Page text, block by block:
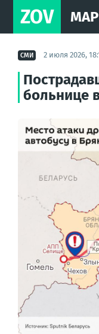
ZOV
СМИ 2 июля 2026,
больнице